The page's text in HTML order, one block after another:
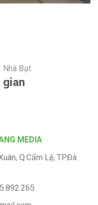
Nhà Bạt
gian
MEDIA
Q.Cẩm Lệ, TP.Đà